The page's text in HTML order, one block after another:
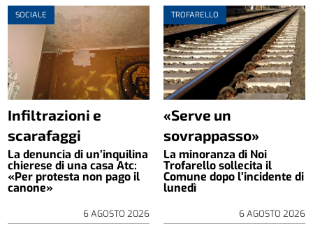
SOCIALE
Infiltrazioni e
scarafaggi
La denuncia di un’inquilina
chierese di una casa Atc:
«Per protesta non pago il
canone»
6 AGOSTO 2026
TROFARELLO
«Serve un
sovrappasso»
La minoranza di Noi
Trofarello sollecita il
Comune dopo l’incidente di
lunedì
6 AGOSTO 2026